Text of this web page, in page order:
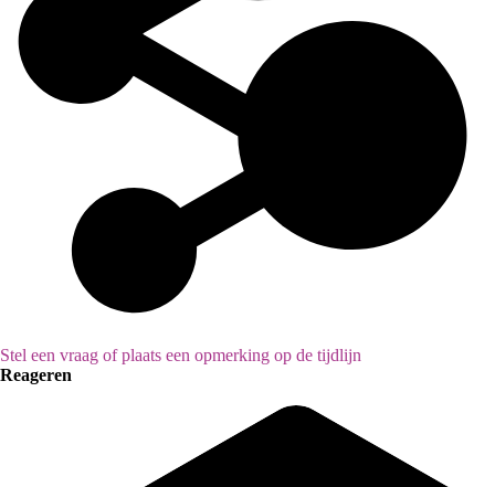
Stel een vraag of plaats een opmerking op de tijdlijn
Reageren